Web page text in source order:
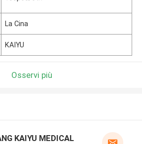
La Cina
KAIYU
Osservi più
KAIYU MEDICAL